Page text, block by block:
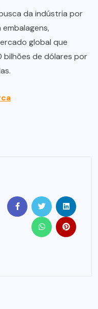
da indústria por
global que
bilhões de dólares por